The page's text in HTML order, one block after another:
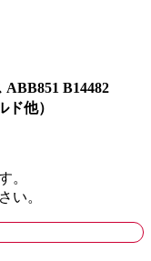
B14482
他）
。
い。